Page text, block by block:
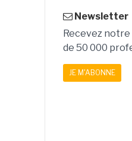
Newsletter
Recevez
de 50 000
JE M'ABONNE